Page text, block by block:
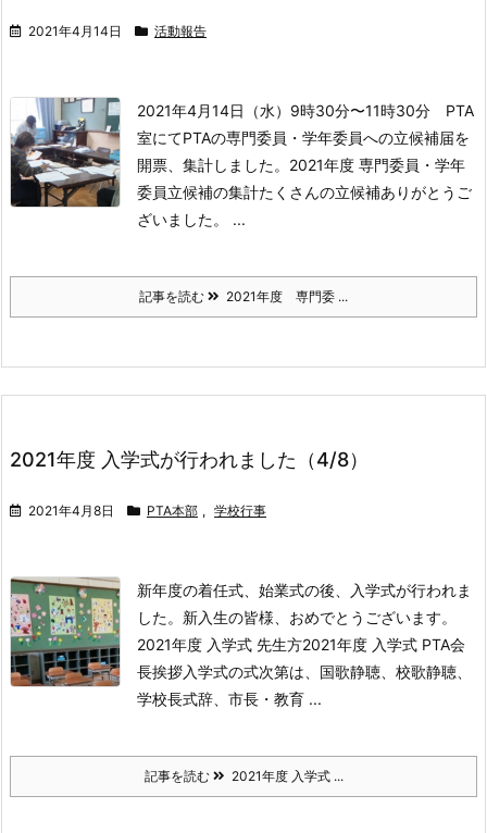
2021年4月14日 活動報告
2021年4月14日（水）9時30分〜11時30分 PTA
室にてPTAの専門委員・学年委員への立候補届を
開票、集計しました。 2021年度 専門委員・学年
委員立候補の集計たくさんの立候補ありがとうご
ざいました。 ...
記事を読む 2021年度 専門委 ...
2021年度 入学式が行われました（4/8）
2021年4月8日 PTA本部 , 学校行事
新年度の着任式、始業式の後、入学式が行われま
した。 新入生の皆様、おめでとうございます。
2021年度 入学式 先生方2021年度 入学式 PTA会
長挨拶入学式の式次第は、国歌静聴、校歌静聴、
学校長式辞、市長・教育 ...
記事を読む 2021年度 入学式 ...